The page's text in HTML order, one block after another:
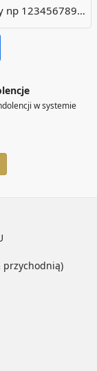
Podaj nr telefonu (format numeryczny np 123456789). Dotyczy tylko numerów w Polsce.
w systemie
przychodnią)